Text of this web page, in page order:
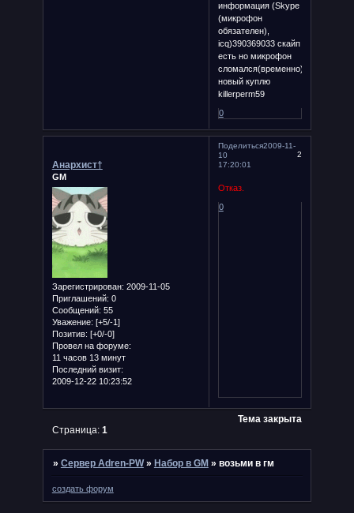
информация (Skype
(микрофон
обязателен),
icq)390369033 скайп
есть но микрофон
сломался(временно)потом
новый куплю
killerperm59
0
Поделиться
2
2009-11-
10
17:20:01
Анархист†
GM
Зарегистрирован: 2009-11-05
Приглашений: 0
Сообщений: 55
Уважение: [+5/-1]
Позитив: [+0/-0]
Провел на форуме:
11 часов 13 минут
Последний визит:
2009-12-22 10:23:52
Отказ.
0
Тема закрыта
Страница: 1
» Сервер Adren-PW » Набор в GM » возьми в гм
создать форум